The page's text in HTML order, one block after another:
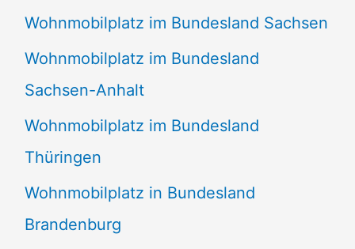
Wohnmobilplatz im Bundesland Sachsen
Wohnmobilplatz im Bundesland
Sachsen-Anhalt
Wohnmobilplatz im Bundesland
Thüringen
Wohnmobilplatz in Bundesland
Brandenburg